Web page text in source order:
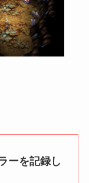
ーを記録し